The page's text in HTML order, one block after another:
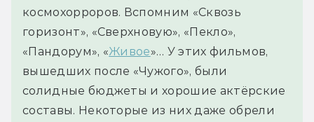
космохорроров. Вспомним «Сквозь
горизонт», «Сверхновую», «Пекло»,
«Пандорум», «Живое»… У этих фильмов,
вышедших после «Чужого», были
солидные бюджеты и хорошие актёрские
составы. Некоторые из них даже обрели